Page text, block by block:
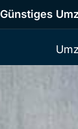
Günstiges